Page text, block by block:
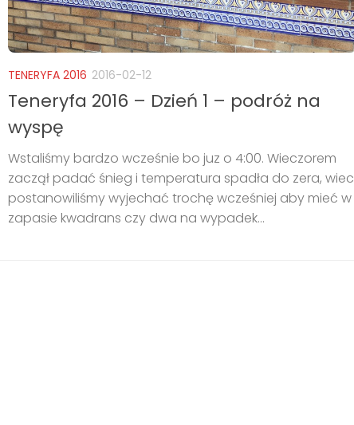
TENERYFA 2016 2016-02-12
Teneryfa 2016 – Dzień 1 – podróż na
wyspę
Wstaliśmy bardzo wcześnie bo juz o 4:00. Wieczorem
zaczął padać śnieg i temperatura spadła do zera, wiec
postanowiliśmy wyjechać trochę wcześniej aby mieć w
zapasie kwadrans czy dwa na wypadek...